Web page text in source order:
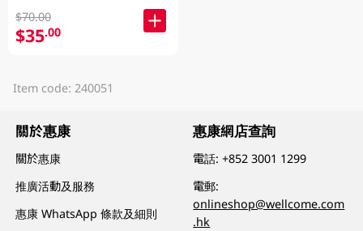
$70.00
$35.00
Item code: 240051
關於惠康
關於惠康
推廣活動及服務
惠康 WhatsApp 條款及細則
惠康網店查詢
電話:+852 3001 1299
電郵:
onlineshop@wellcome.com
.hk